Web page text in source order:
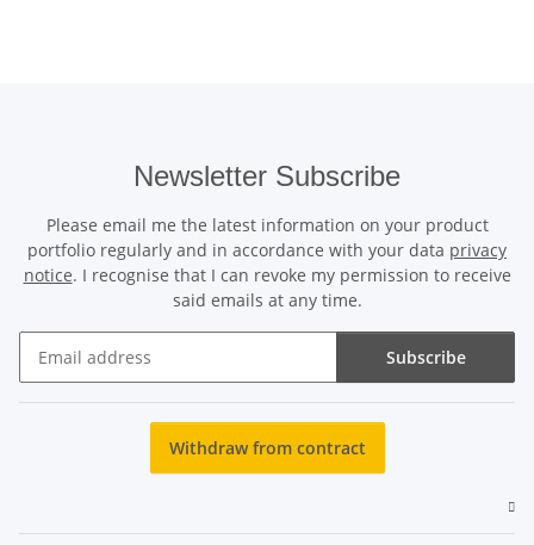
Newsletter Subscribe
Please email me the latest information on your product
portfolio regularly and in accordance with your data privacy
notice. I recognise that I can revoke my permission to receive
said emails at any time.
Subscribe
Withdraw from contract